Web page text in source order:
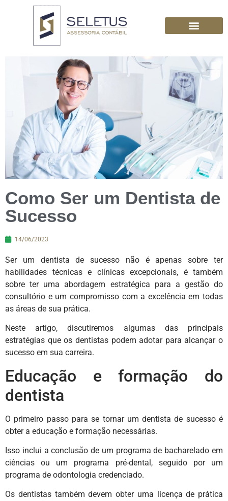
Como Ser um Dentista de
Sucesso
14/06/2023
Ser um dentista de sucesso não é apenas sobre ter
habilidades técnicas e clínicas excepcionais, é também
sobre ter uma abordagem estratégica para a gestão do
consultório e um compromisso com a excelência em todas
as áreas de sua prática.
Neste artigo, discutiremos algumas das principais
estratégias que os dentistas podem adotar para alcançar o
sucesso em sua carreira.
Educação e formação do
dentista
O primeiro passo para se tornar um dentista de sucesso é
obter a educação e formação necessárias.
Isso inclui a conclusão de um programa de bacharelado em
ciências ou um programa pré-dental, seguido por um
programa de odontologia credenciado.
Os dentistas também devem obter uma licença de prática